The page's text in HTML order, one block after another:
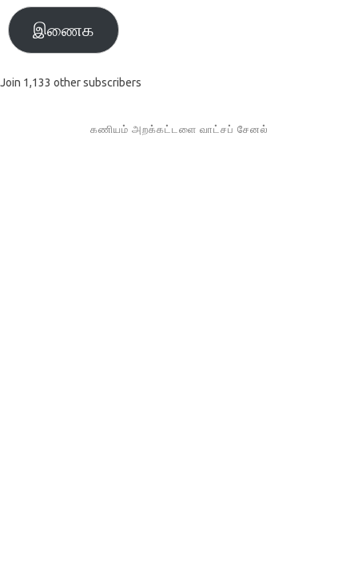
இணைக
Join 1,133 other subscribers
கணியம் அறக்கட்டளை வாட்சப் சேனல்